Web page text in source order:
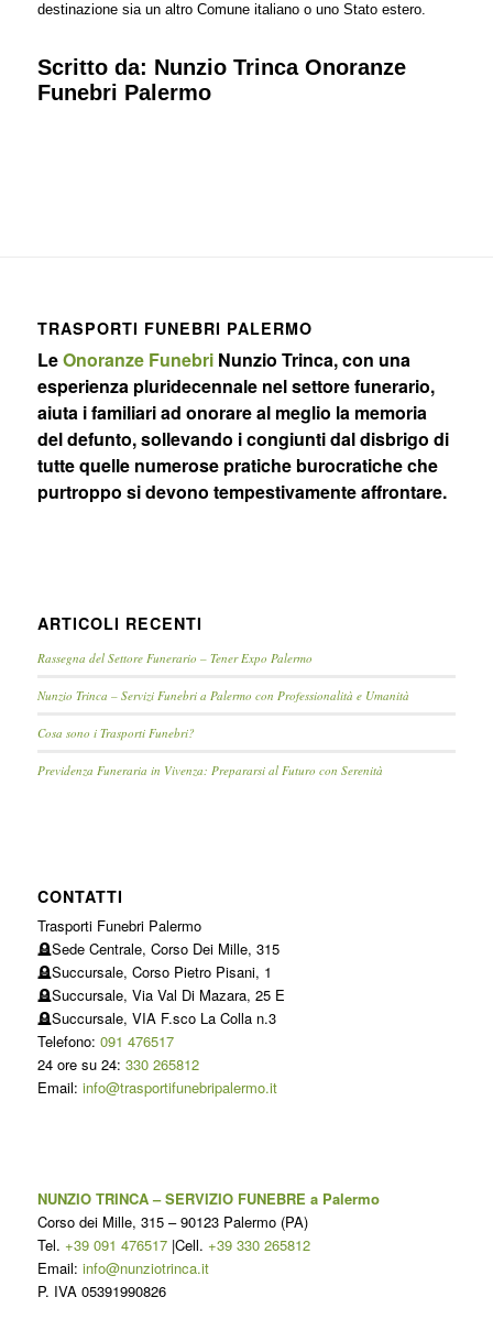
destinazione sia un altro Comune italiano o uno Stato estero.
Scritto da: Nunzio Trinca Onoranze
Funebri Palermo
TRASPORTI FUNEBRI PALERMO
LeOnoranze FunebriNunzio Trinca, con una
esperienza pluridecennale nel settore funerario,
aiuta i familiari ad onorare al meglio la memoria
del defunto, sollevando i congiunti dal disbrigo di
tutte quelle numerose pratiche burocratiche che
purtroppo si devono tempestivamente affrontare.
ARTICOLI RECENTI
Rassegna del Settore Funerario – Tener Expo Palermo
Nunzio Trinca – Servizi Funebri a Palermo con Professionalità e Umanità
Cosa sono i Trasporti Funebri?
Previdenza Funeraria in Vivenza: Prepararsi al Futuro con Serenità
CONTATTI
Trasporti Funebri Palermo
🪦Sede Centrale, Corso Dei Mille, 315
🪦Succursale, Corso Pietro Pisani, 1
🪦Succursale, Via Val Di Mazara, 25 E
🪦Succursale, VIA F.sco La Colla n.3
Telefono: 091 476517
24 ore su 24: 330 265812
Email: info@trasportifunebripalermo.it
NUNZIO TRINCA – SERVIZIO FUNEBRE a Palermo
Corso dei Mille, 315–90123 Palermo(PA)
Tel. +39 091 476517|Cell. +39 330 265812
Email: info@nunziotrinca.it
P. IVA 05391990826